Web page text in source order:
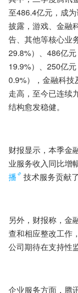
至486.4亿元，成
披露，游戏、金融
告、其他等核心业
29.8%）、486亿
19.9%）、250亿
0.9%），金融科
走高，至今已连续
结构愈发稳健。
财报显示，本季金
业服务收入同比增
播
技术服务贡献
另外，财报称，金
查和相应整改工作
公司期待在支持性
企业服务方面，腾